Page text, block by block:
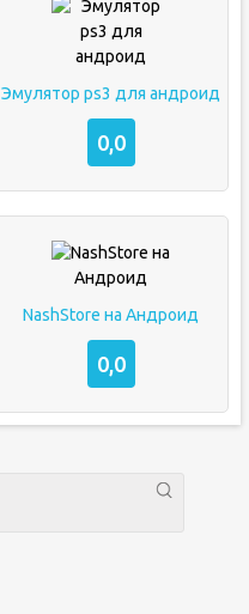
Эмулятор ps3 для андроид
0,0
NashStore на Андроид
0,0